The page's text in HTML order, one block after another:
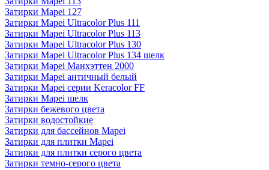
Затирки Mapei 127
Затирки Mapei Ultracolor Plus 111
Затирки Mapei Ultracolor Plus 113
Затирки Mapei Ultracolor Plus 130
Затирки Mapei Ultracolor Plus 134 шелк
Затирки Mapei Манхэттен 2000
Затирки Mapei античный белый
Затирки Mapei серии Keracolor FF
Затирки Mapei шелк
Затирки бежевого цвета
Затирки водостойкие
Затирки для бассейнов Mapei
Затирки для плитки Mapei
Затирки для плитки серого цвета
Затирки темно-серого цвета